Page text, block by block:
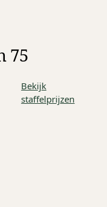
75
Bekijk
staffelprijzen